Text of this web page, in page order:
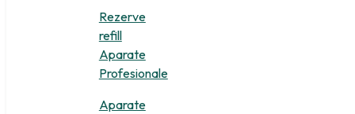
Rezerve
refill
Aparate
Profesionale
Aparate